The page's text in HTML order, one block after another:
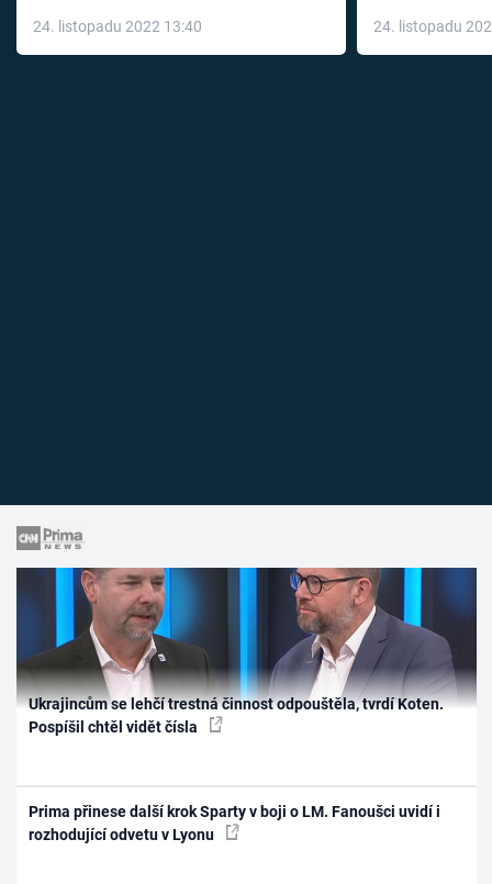
24. listopadu 2022 13:40
léky
24. listopadu
Ukrajincům se lehčí trestná činnost odpouštěla, tvrdí Koten.
Pospíšil chtěl vidět čísla
Prima přinese další krok Sparty v boji o LM. Fanoušci uvidí i
rozhodující odvetu v Lyonu